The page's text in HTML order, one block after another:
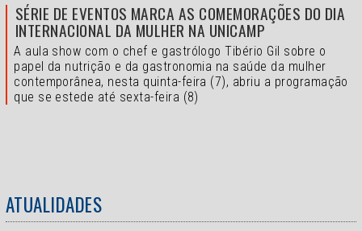
SÉRIE DE EVENTOS MARCA AS COMEMORAÇÕES DO DIA
INTERNACIONAL DA MULHER NA UNICAMP
A aula show com o chef e gastrólogo Tibério Gil sobre o
papel da nutrição e da gastronomia na saúde da mulher
contemporânea, nesta quinta-feira (7), abriu a programação
que se estede até sexta-feira (8)
ATUALIDADES